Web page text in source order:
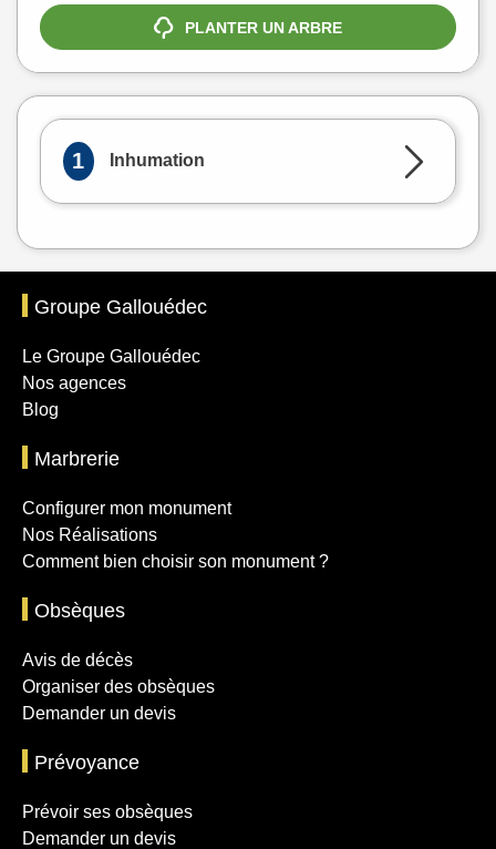
PLANTER UN ARBRE
1 Inhumation
Groupe Gallouédec
Le Groupe Gallouédec
Nos agences
Blog
Marbrerie
Configurer mon monument
Nos Réalisations
Comment bien choisir son monument ?
Obsèques
Avis de décès
Organiser des obsèques
Demander un devis
Prévoyance
Prévoir ses obsèques
Demander un devis